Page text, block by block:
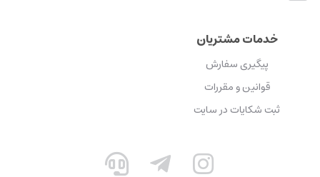
خدمات مشتریان
پیگیری سفارش
قوانین و مقررات
ثبت شکایات در سایت